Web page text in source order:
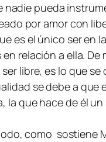
pueda
por amor con
es el único ser en
relación a ella. De
libre, es lo que se
se debe a que
la que hace de él
como sostiene